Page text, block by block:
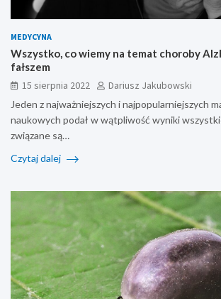
MEDYCYNA
Wszystko, co wiemy na temat choroby
fałszem
15 sierpnia 2022
Dariusz Jakubowski
Jeden z najważniejszych i najpopularniejszych
naukowych podał w wątpliwość wyniki
związane są…
Czytaj dalej